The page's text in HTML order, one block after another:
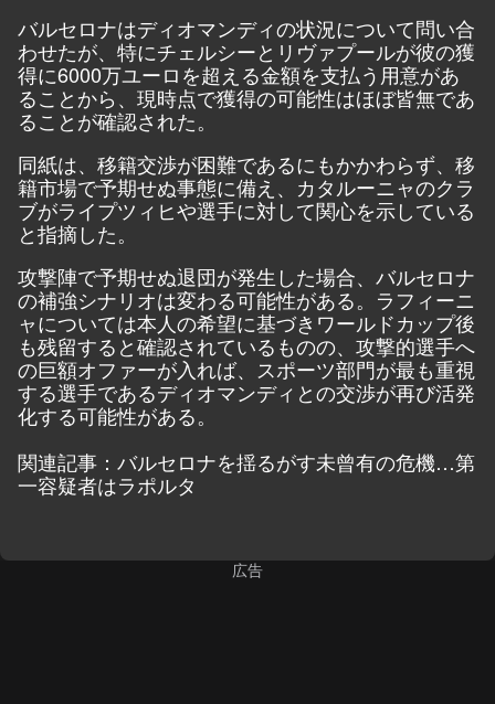
バルセロナはディオマンディの状況について問い合
わせたが、特にチェルシーとリヴァプールが彼の獲
得に6000万ユーロを超える金額を支払う用意があ
ることから、現時点で獲得の可能性はほぼ皆無であ
ることが確認された。
同紙は、移籍交渉が困難であるにもかかわらず、移
籍市場で予期せぬ事態に備え、カタルーニャのクラ
ブがライプツィヒや選手に対して関心を示している
と指摘した。
攻撃陣で予期せぬ退団が発生した場合、バルセロナ
の補強シナリオは変わる可能性がある。ラフィーニ
ャについては本人の希望に基づきワールドカップ後
も残留すると確認されているものの、攻撃的選手へ
の巨額オファーが入れば、スポーツ部門が最も重視
する選手であるディオマンディとの交渉が再び活発
化する可能性がある。
関連記事：バルセロナを揺るがす未曾有の危機…第
一容疑者はラポルタ
広告